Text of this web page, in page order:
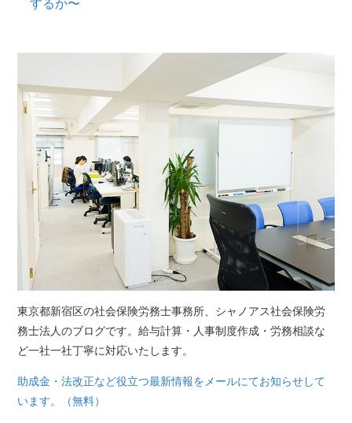
するか〜
東京都新宿区の社会保険労務士事務所、シャノアス社会保険労
務士法人のブログです。給与計算・人事制度作成・労務相談な
ど一社一社丁寧に対応いたします。
助成金・法改正など役立つ最新情報をメールにてお知らせして
います。（無料）